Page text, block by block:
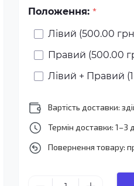
Положення: *
Лівий (500.00
Правий (500.00
Лівий + Правий
Вартість доставки:
Термін доставки: 1–3
Повернення товару: